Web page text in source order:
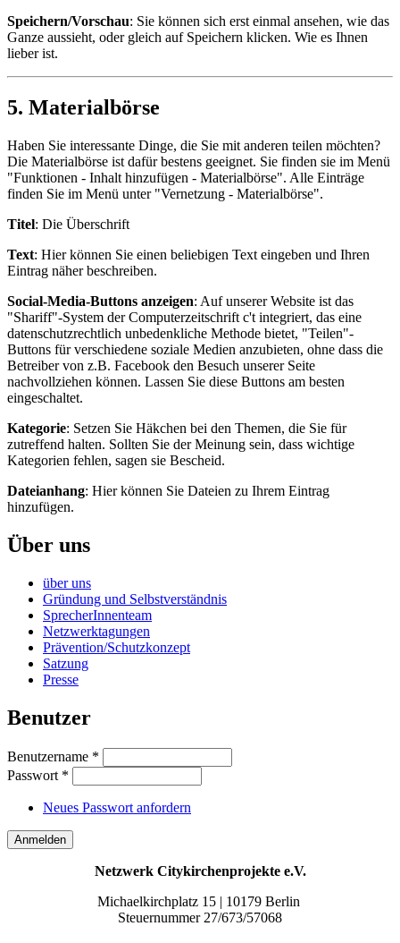
Speichern/Vorschau: Sie können sich erst einmal ansehen, wie das
Ganze aussieht, oder gleich auf Speichern klicken. Wie es Ihnen
lieber ist.
5. Materialbörse
Haben Sie interessante Dinge, die Sie mit anderen teilen möchten?
Die Materialbörse ist dafür bestens geeignet. Sie finden sie im Menü
"Funktionen - Inhalt hinzufügen - Materialbörse". Alle Einträge
finden Sie im Menü unter "Vernetzung - Materialbörse".
Titel: Die Überschrift
Text: Hier können Sie einen beliebigen Text eingeben und Ihren
Eintrag näher beschreiben.
Social-Media-Buttons anzeigen: Auf unserer Website ist das
"Shariff"-System der Computerzeitschrift c't integriert, das eine
datenschutzrechtlich unbedenkliche Methode bietet, "Teilen"-
Buttons für verschiedene soziale Medien anzubieten, ohne dass die
Betreiber von z.B. Facebook den Besuch unserer Seite
nachvollziehen können. Lassen Sie diese Buttons am besten
eingeschaltet.
Kategorie: Setzen Sie Häkchen bei den Themen, die Sie für
zutreffend halten. Sollten Sie der Meinung sein, dass wichtige
Kategorien fehlen, sagen sie Bescheid.
Dateianhang: Hier können Sie Dateien zu Ihrem Eintrag
hinzufügen.
Über uns
über uns
Gründung und Selbstverständnis
SprecherInnenteam
Netzwerktagungen
Prävention/Schutzkonzept
Satzung
Presse
Benutzer
Benutzername *
Passwort *
Neues Passwort anfordern
Netzwerk Citykirchenprojekte e.V.
Michaelkirchplatz 15 | 10179 Berlin
Steuernummer 27/673/57068